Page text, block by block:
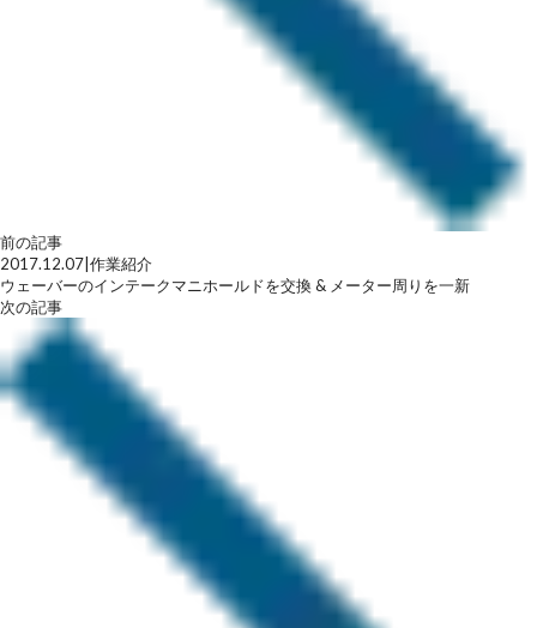
前の記事
2017.12.07 作業紹介
ウェーバーのインテークマニホールドを交換 & メーター周りを一新
次の記事